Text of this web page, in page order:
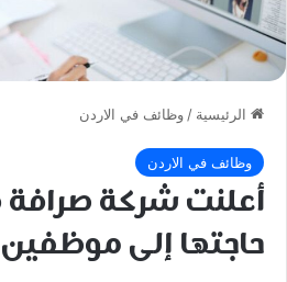
الرئيسية / وظائف في الاردن
وظائف في الاردن
أعلنت شركة صرافة
حاجتها إلى